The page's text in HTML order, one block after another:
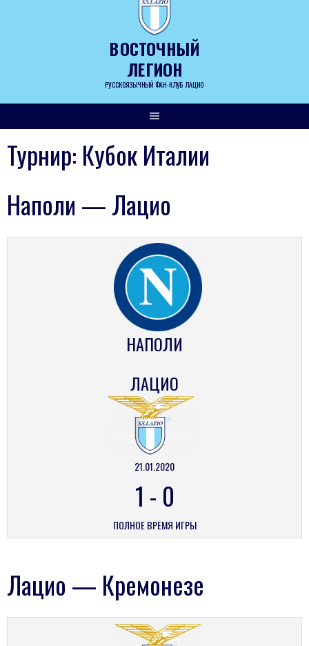
ВОСТОЧНЫЙ
ЛЕГИОН
РУССКОЯЗЫЧНЫЙ ФАН-КЛУБ ЛАЦИО
Турнир: Кубок Италии
Наполи — Лацио
НАПОЛИ
ЛАЦИО
21.01.2020
1 - 0
ПОЛНОЕ ВРЕМЯ ИГРЫ
Лацио — Кремонезе